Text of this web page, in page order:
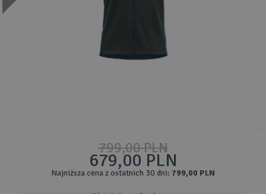
799,00 PLN
679,00 PLN
Najniższa cena z ostatnich 30 dni: 799,00 PLN